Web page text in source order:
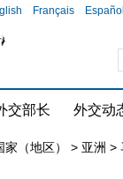
Français Español
交部长 外交动
家（地区） > 亚洲 >